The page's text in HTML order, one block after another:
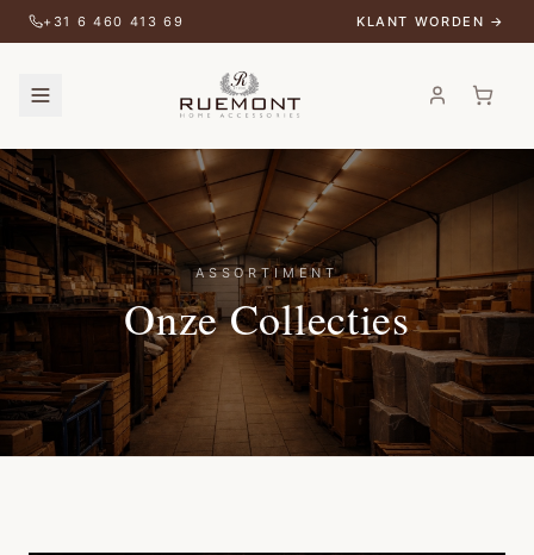
+31 6 460 413 69 KLANT WORDEN →
ASSORTIMENT
Onze Collecties